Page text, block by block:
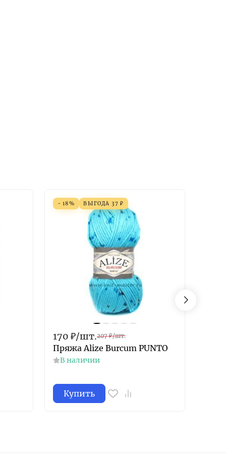
- 18% ВЫГОДА 37 ₽
170 ₽/шт.207 ₽/шт.
Пряжа Alize Burcum PUNTO
В наличии
Купить